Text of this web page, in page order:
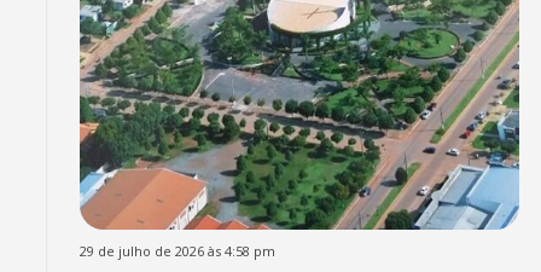
29 de julho de 2026 às 4:58 pm